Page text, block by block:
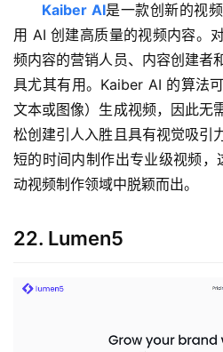
Kaiber AI是一款创新的视
用 AI 创建高质量的视频内容。
频内容的营销人员、内容创建者
具尤其有用。Kaiber AI 的算法
文本或图像）生成视频，因此无
松创建引人入胜且具有视觉吸引
短的时间内制作出专业级视频
动视频制作领域中脱颖而出。
22. Lumen5